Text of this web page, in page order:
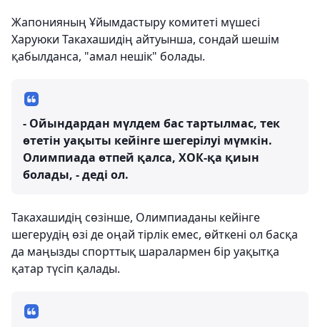
Жапонияның Ұйымдастыру комитеті мүшесі
Харуюки Такахашидің айтуынша, сондай шешім
қабылданса, "амал нешік" болады.
- Ойындардан мүлдем бас тартылмас, тек
өтетін уақыты кейінге шегерілуі мүмкін.
Олимпиада өтпей қалса, ХОК-қа қиын
болады, - деді ол.
Такахашидің сөзінше, Олимпиаданы кейінге
шегерудің өзі де оңай тірлік емес, өйткені ол басқа
да маңызды спорттық шаралармен бір уақытқа
қатар түсіп қалады.